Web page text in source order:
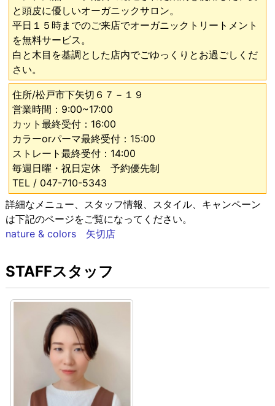
と頭皮に優しいオーガニックサロン。
平日１５時までのご来店でオーガニックトリートメント
を無料サービス。
白と木目を基調とした店内でごゆっくりとお過ごしくだ
さい。
住所/松戸市下矢切６７－１９
営業時間：9:00~17:00
カット最終受付：16:00
カラーorパーマ最終受付：15:00
ストレート最終受付：14:00
毎週日曜・祝日定休 予約優先制
TEL / 047-710-5343
詳細なメニュー、スタッフ情報、スタイル、キャンペーン
は下記のページをご覧になってください。
nature & colors 矢切店
STAFFスタッフ